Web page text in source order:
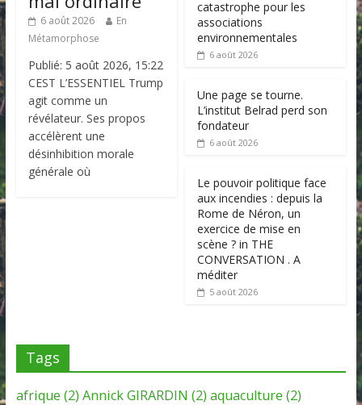
6 août 2026
En
Métamorphose
Publié: 5 août 2026, 15:22
CEST L’ESSENTIEL Trump
agit comme un
révélateur. Ses propos
accélèrent une
désinhibition morale
générale où
catastrophe pour les
associations
environnementales
6 août 2026
Une page se tourne.
L’institut Belrad perd son
fondateur
6 août 2026
Le pouvoir politique face
aux incendies : depuis la
Rome de Néron, un
exercice de mise en
scène ? in THE
CONVERSATION . A
méditer
5 août 2026
Tags
afrique (2) Annick GIRARDIN (2) aquaculture (2)